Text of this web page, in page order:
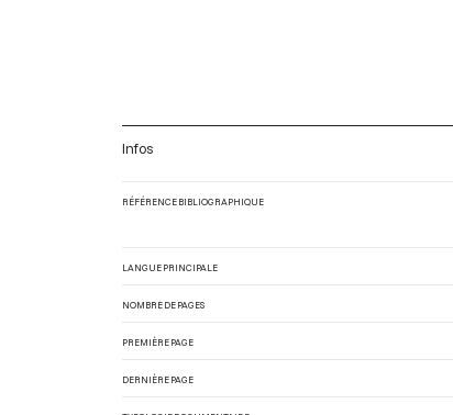
Infos
RÉFÉRENCE BIBLIOGRAPHIQUE
LANGUE PRINCIPALE
NOMBRE DE PAGES
PREMIÈRE PAGE
DERNIÈRE PAGE